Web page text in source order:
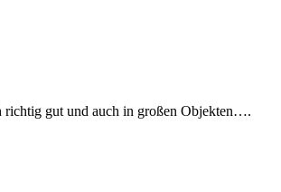
richtig gut und auch in großen Objekten….